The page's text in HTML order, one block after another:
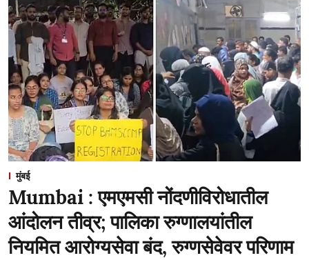
मुंबई
Mumbai : एमएमसी नोंदणीविरोधातील
आंदोलन तीव्र; पालिका रुग्णालयांतील
नियमित आरोग्यसेवा बंद, रुग्णसेवेवर परिणाम